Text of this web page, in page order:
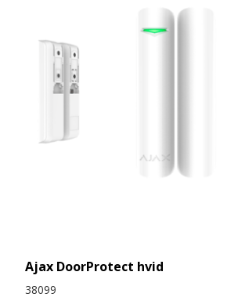
Ajax DoorProtect hvid
38099